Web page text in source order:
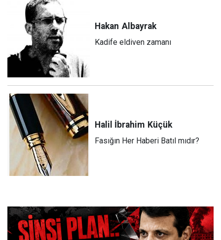
Hakan Albayrak
Kadife eldiven zamanı
Halil İbrahim Küçük
Fasığın Her Haberi Batıl mıdır?